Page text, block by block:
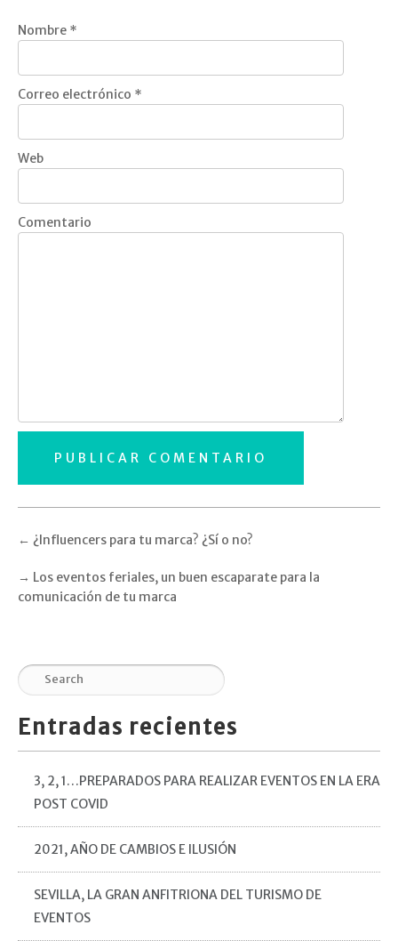
Nombre *
Correo electrónico *
Web
Comentario
← ¿Influencers para tu marca? ¿Sí o no?
→ Los eventos feriales, un buen escaparate para la
comunicación de tu marca
Entradas recientes
3, 2, 1…PREPARADOS PARA REALIZAR EVENTOS EN LA ERA
POST COVID
2021, AÑO DE CAMBIOS E ILUSIÓN
SEVILLA, LA GRAN ANFITRIONA DEL TURISMO DE
EVENTOS